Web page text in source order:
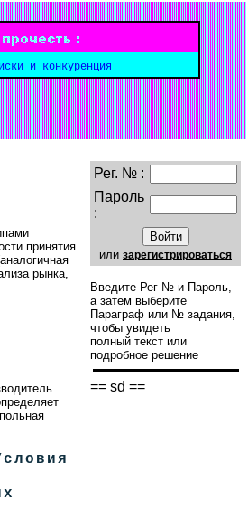
и конкуренция
принятия
рынка,
Рег. № :
Пароль
:
или зарегистрироваться
Введите Рег № и Пароль,
а затем выберите
Параграф или № задания,
чтобы увидеть
полный текст или
подробное решение
== sd ==